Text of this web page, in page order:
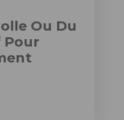
Ou Du
Pour